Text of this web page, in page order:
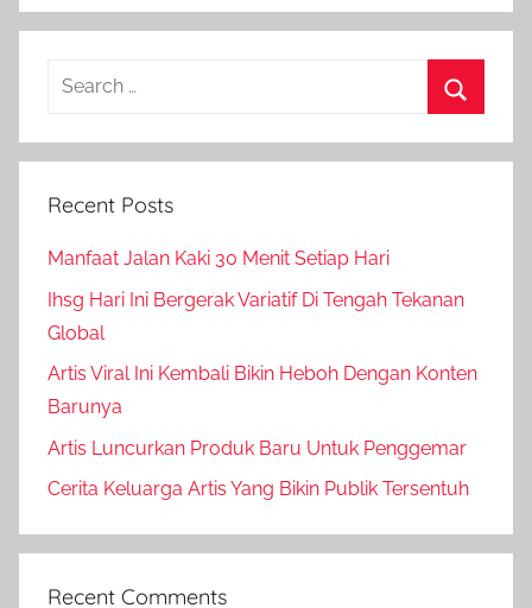
Search
Recent Posts
Manfaat Jalan Kaki 30 Menit Setiap Hari
Ihsg Hari Ini Bergerak Variatif Di Tengah Tekanan
Global
Artis Viral Ini Kembali Bikin Heboh Dengan Konten
Barunya
Artis Luncurkan Produk Baru Untuk Penggemar
Cerita Keluarga Artis Yang Bikin Publik Tersentuh
Recent Comments